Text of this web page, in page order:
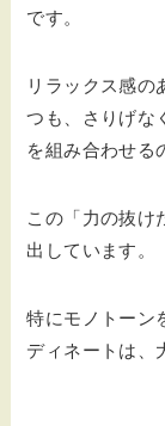
です。
リラックス感の
つも、さりげな
を組み合わせる
この「力の抜け
出しています。
特にモノトーン
ディネートは、